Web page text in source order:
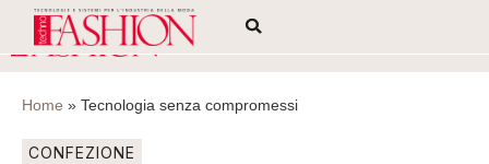
Home » Tecnologia senza compromessi
CONFEZIONE